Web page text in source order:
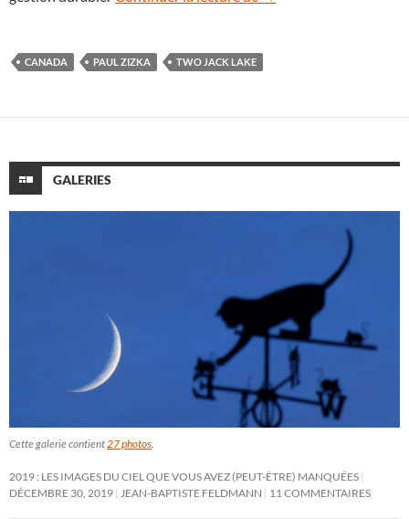
CANADA PAUL ZIZKA TWO JACK LAKE
GALERIES
Cette galerie contient 27 photos
2019 : LES IMAGES DU CIEL QUE VOUS AVEZ (PEUT-ÊTRE) MANQUÉES
DÉCEMBRE 30, 2019
JEAN-BAPTISTE FELDMANN 11 COMMENTAIRES